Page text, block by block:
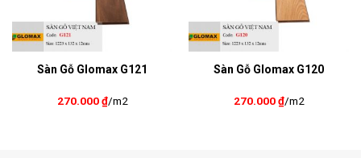
Sàn Gỗ Glomax G121
270.000₫/m2
Sàn Gỗ Glomax G120
270.000₫/m2